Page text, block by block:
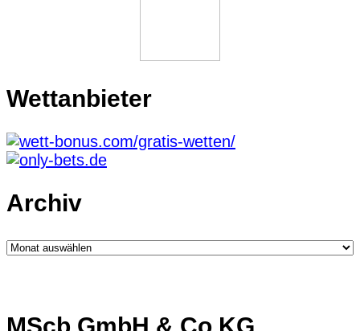
Wettanbieter
Archiv
Archiv
MScb GmbH & Co.KG